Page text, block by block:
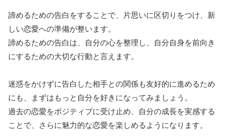
諦めるための告白をすることで、片思いに区切りをつけ、新
しい恋愛への準備が整います。
諦めるための告白は、自分の心を整理し、自分自身を前向き
にするための大切な行動と言えます。
迷惑をかけずに告白した相手との関係も友好的に進めるため
にも、まずはもっと自分を好きになってみましょう。
過去の恋愛をポジティブに受け止め、自分の成長を実感する
ことで、さらに魅力的な恋愛を楽しめるようになります。